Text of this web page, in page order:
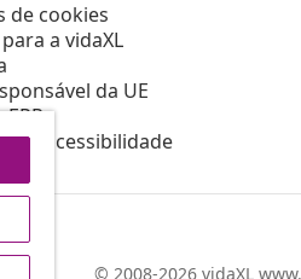
de cookies
a vidaXL
da UE
de acessibilidade
© 2008-2026 vidaXL